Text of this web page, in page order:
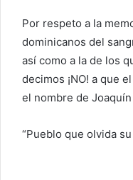
Por respeto a la
dominicanos del
así como a la de los
decimos ¡NO! a que
el nombre de Joaquín
“Pueblo que olvida